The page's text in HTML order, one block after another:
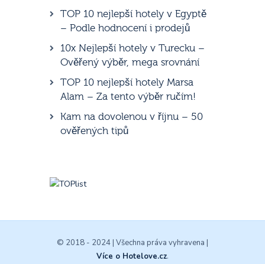
TOP 10 nejlepší hotely v Egyptě
– Podle hodnocení i prodejů
10x Nejlepší hotely v Turecku –
Ověřený výběr, mega srovnání
TOP 10 nejlepší hotely Marsa
Alam – Za tento výběr ručím!
Kam na dovolenou v říjnu – 50
ověřených tipů
© 2018 - 2024 | Všechna práva vyhravena |
Více o Hotelove.cz.